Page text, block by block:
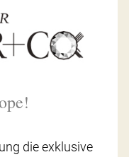
die exklusive